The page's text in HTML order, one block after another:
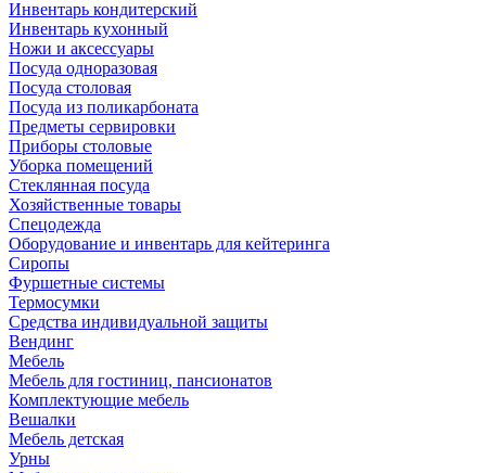
Инвентарь кондитерский
Инвентарь кухонный
Ножи и аксессуары
Посуда одноразовая
Посуда столовая
Посуда из поликарбоната
Предметы сервировки
Приборы столовые
Уборка помещений
Стеклянная посуда
Хозяйственные товары
Спецодежда
Оборудование и инвентарь для кейтеринга
Сиропы
Фуршетные системы
Термосумки
Средства индивидуальной защиты
Вендинг
Мебель
Мебель для гостиниц, пансионатов
Комплектующие мебель
Вешалки
Мебель детская
Урны